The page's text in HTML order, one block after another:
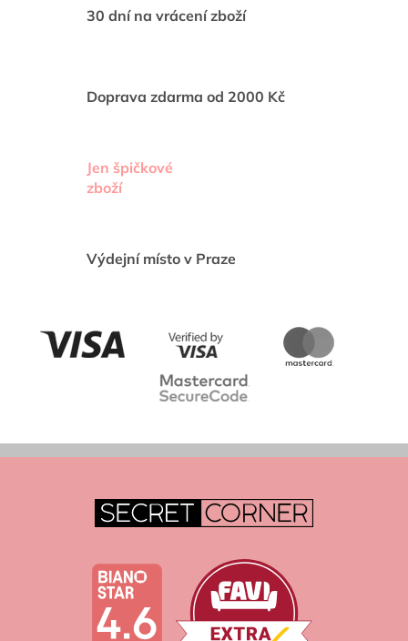
ý
30 dní na vrácení zboží
Doprava zdarma od 2000 Kč
Jen špičkové
zboží
Výdejní místo v Praze